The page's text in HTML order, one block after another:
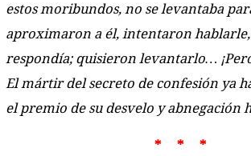
estos moribundos, no se levantaba
aproximaron a él, intentaron
respondía; quisieron levantarlo…
El mártir del secreto de confesión ya
el premio de su desvelo y abnegación
* * *